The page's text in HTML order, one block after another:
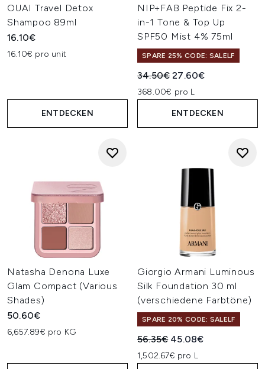
OUAI Travel Detox
Shampoo 89ml
16.10€
16.10€ pro unit
ENTDECKEN
NIP+FAB Peptide Fix 2-
in-1 Tone & Top Up
SPF50 Mist 4% 75ml
SPARE 25% CODE: SALELF
Unverbindliche
34.50€Aktueller Preis:
27.60€
368.00€ pro L
ENTDECKEN
Natasha Denona Luxe
Glam Compact (Various
Shades)
50.60€
6,657.89€ pro KG
Giorgio Armani Luminous
Silk Foundation 30 ml
(verschiedene Farbtöne)
SPARE 20% CODE: SALELF
Unverbindliche
56.35€ Aktueller Preis:
45.08€
1,502.67€ pro L